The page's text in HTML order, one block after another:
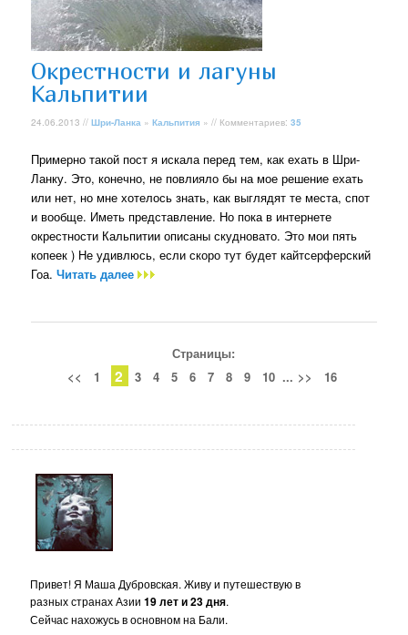
Окрестности и лагуны
Кальпитии
24.06.2013 //Шри-Ланка »Кальпития » // Комментариев:35
Примерно такой пост я искала перед тем, как ехать в Шри-
Ланку. Это, конечно, не повлияло бы на мое решение ехать
или нет, но мне хотелось знать, как выглядят те места, спот
и вообще. Иметь представление. Но пока в интернете
окрестности Кальпитии описаны скудновато. Это мои пять
копеек ) Не удивлюсь, если скоро тут будет кайтсерферский
Гоа.Читать далее
Страницы:
<<
1 2 3 4 5 6 7 8 9 10 ... >> 16
Привет! Я Маша Дубровская. Живу и путешествую в
разных странах Азии19 лет и 23 дня.
Сейчас нахожусь в основном на Бали.